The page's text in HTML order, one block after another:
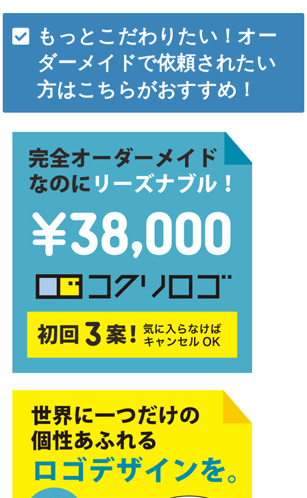
もっとこだわりたい！オー
ダーメイドで依頼されたい
方はこちらがおすすめ！